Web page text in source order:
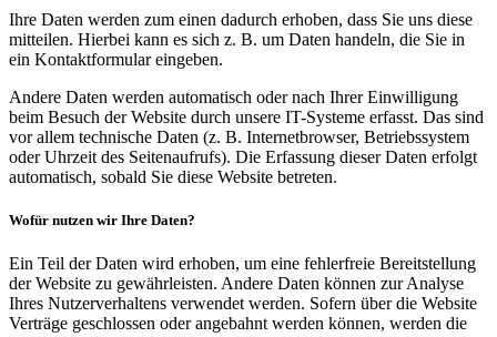
Ihre Daten werden zum einen dadurch erhoben, dass Sie uns diese
mitteilen. Hierbei kann es sich z. B. um Daten handeln, die Sie in
ein Kontaktformular eingeben.
Andere Daten werden automatisch oder nach Ihrer Einwilligung
beim Besuch der Website durch unsere IT-Systeme erfasst. Das sind
vor allem technische Daten (z. B. Internetbrowser, Betriebssystem
oder Uhrzeit des Seitenaufrufs). Die Erfassung dieser Daten erfolgt
automatisch, sobald Sie diese Website betreten.
Wofür nutzen wir Ihre Daten?
Ein Teil der Daten wird erhoben, um eine fehlerfreie Bereitstellung
der Website zu gewährleisten. Andere Daten können zur Analyse
Ihres Nutzerverhaltens verwendet werden. Sofern über die Website
Verträge geschlossen oder angebahnt werden können, werden die